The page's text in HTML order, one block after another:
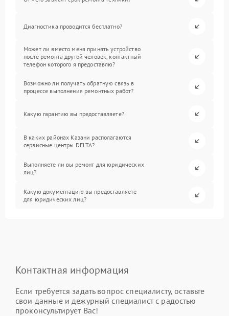
Диагностика проводится бесплатно?
Может ли вместо меня принять устройство
после ремонта другой человек, контактный
телефон которого я предоставлю?
Возможно ли получать обратную связь в
процессе выполнения ремонтных работ?
Какую гарантию вы предоставляете?
В каких районах Казани располагаются
сервисные центры DELTA?
Выполняете ли вы ремонт для юридических
лиц?
Какую документацию вы предоставляете
для юридических лиц?
Контактная информация
Если требуется задать вопрос специалисту, оставьте
свои данные и дежурный специалист с радостью
проконсультирует Вас!